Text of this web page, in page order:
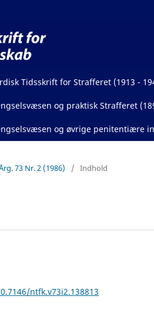
Tidsskrift for Strafferet (1913 -
og praktisk Strafferet
og øvrige penitentiære
73 Nr. 2 (1986) / Indhold
ntfk.v73i2.138813